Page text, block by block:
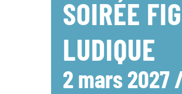
SOIRÉE
LUDIQUE
2 mars 2027